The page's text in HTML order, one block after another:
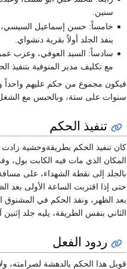
سنين.
خامساً: حسن إسماعيل السيسي،
ينفذ الجلد أولاً بقرية دنشواي.
سادساً: السيد العوفي، وعزب
مع تكليف مدير المنوفية بتنفيذ
فيكون مجموع من حكم عليهم واحداً
سنوات على ستة، وبالحبس مع
تنفيذ الحكم
كان تنفيذ الحكم بطريقةوحشية زادت
المكان الذي مات فيه الكابت بول،
بالجلد إلى نقطة الشهداء، على
حتى إذا اقتربت الساعة الأولى بعد
بعد الظهر، ونفذ الحكم في المشنوق
الثاني بنفس الطريقة، يليه جلد
ردود الفعل
قوبل هذا الحكم بالدهشة لصرامته،